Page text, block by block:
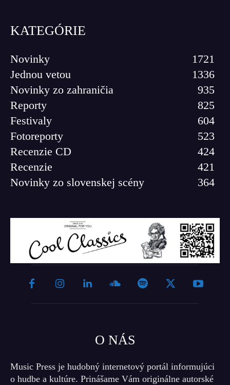
KATEGÓRIE
Novinky
1721
Jednou vetou
1336
Novinky zo zahraničia
935
Reporty
825
Festivaly
604
Fotoreporty
523
Recenzie CD
424
Recenzie
421
Novinky zo slovenskej scény
364
O NÁS
Music Press je hudobný internetový portál informujúci
o hudbe a kultúre. Prinášame Vám originálne autorské